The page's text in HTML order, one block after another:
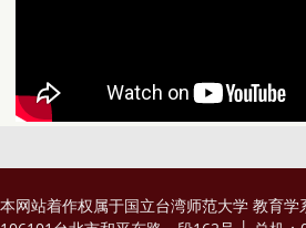
本网站着作权属于国立台湾师范大学 教育学